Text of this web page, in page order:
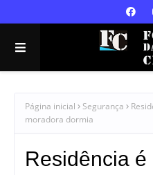
Página inicial Segurança
moradora dormia
Residência